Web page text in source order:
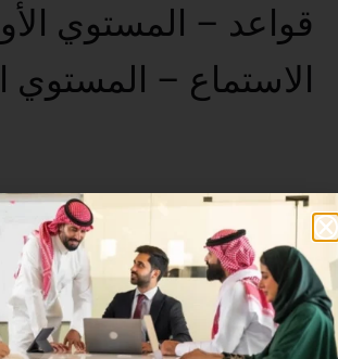
قواعد – المستوي
الاستماع – المستوي
عدد غير محدود من المستخدمين
تدريب أكبر عدد تريده من المشاركين في موقعك -
لا توجد رسوم تجديد سنوية
تدريب أكبر عدد تريده من المشاركين في موقعك -